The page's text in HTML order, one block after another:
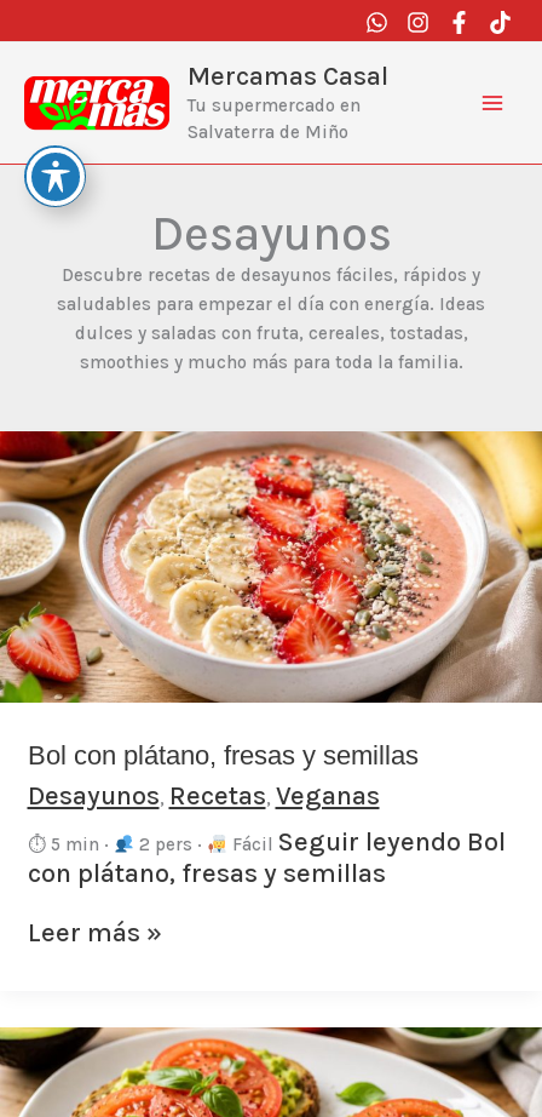
al
contenido
Mercamas Casal
Tu supermercado en
Salvaterra de Miño
Desayunos
Descubre recetas de desayunos fáciles, rápidos y
saludables para empezar el día con energía. Ideas
dulces y saladas con fruta, cereales, tostadas,
smoothies y mucho más para toda la familia.
Bol con plátano, fresas y semillas
Desayunos, Recetas, Veganas
⏱ 5 min · 2 pers · Fácil Seguir leyendo Bol
con plátano, fresas y semillas
Bol
con
plátano,
fresas
y
semillas
Leer más »
Tostas
integrales
con